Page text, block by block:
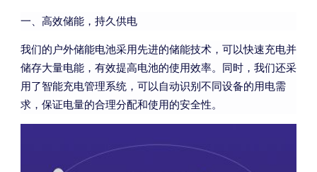
一、高效储能，持久供电
我们的户外储能电池采用先进的储能技术，可以快速充电并
储存大量电能，有效提高电池的使用效率。同时，我们还采
用了智能充电管理系统，可以自动识别不同设备的用电需
求，保证电量的合理分配和使用的安全性。